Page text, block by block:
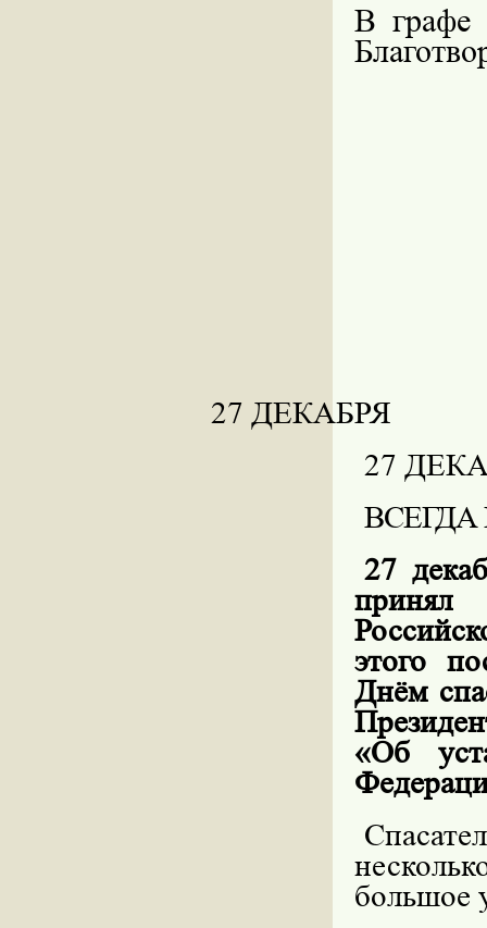
В графе
27 ДЕКАБРЯ
27
ВСЕГДА
27
принял
этого
Днём
«Об
большое